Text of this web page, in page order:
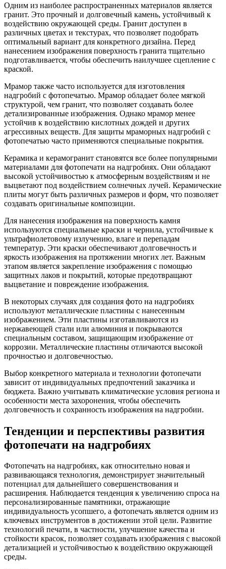
Одним из наиболее распространенных материалов является
гранит. Это прочный и долговечный камень, устойчивый к
воздействию окружающей среды. Гранит доступен в
различных цветах и текстурах, что позволяет подобрать
оптимальный вариант для конкретного дизайна. Перед
нанесением изображения поверхность гранита тщательно
подготавливается, чтобы обеспечить наилучшее сцепление с
краской.
Мрамор также часто используется для изготовления
надгробий с фотопечатью. Мрамор обладает более мягкой
структурой, чем гранит, что позволяет создавать более
детализированные изображения. Однако мрамор менее
устойчив к воздействию кислотных дождей и других
агрессивных веществ. Для защиты мраморных надгробий с
фотопечатью часто применяются специальные покрытия.
Керамика и керамогранит становятся все более популярными
материалами для фотопечати на надгробиях. Они обладают
высокой устойчивостью к атмосферным воздействиям и не
выцветают под воздействием солнечных лучей. Керамические
плиты могут быть различных размеров и форм, что позволяет
создавать оригинальные композиции.
Для нанесения изображения на поверхность камня
используются специальные краски и чернила, устойчивые к
ультрафиолетовому излучению, влаге и перепадам
температур. Эти краски обеспечивают долговечность и
яркость изображения на протяжении многих лет. Важным
этапом является закрепление изображения с помощью
защитных лаков и покрытий, которые предотвращают
выцветание и повреждение изображения.
В некоторых случаях для создания фото на надгробиях
используют металлические пластины с нанесенным
изображением. Эти пластины изготавливаются из
нержавеющей стали или алюминия и покрываются
специальным составом, защищающим изображение от
коррозии. Металлические пластины отличаются высокой
прочностью и долговечностью.
Выбор конкретного материала и технологии фотопечати
зависит от индивидуальных предпочтений заказчика и
бюджета. Важно учитывать климатические условия региона и
особенности места захоронения, чтобы обеспечить
долговечность и сохранность изображения на надгробии.
Тенденции и перспективы развития
фотопечати на надгробиях
Фотопечать на надгробиях, как относительно новая и
развивающаяся технология, демонстрирует значительный
потенциал для дальнейшего совершенствования и
расширения. Наблюдается тенденция к увеличению спроса на
персонализированные памятники, отражающие
индивидуальность усопшего, а фотопечать является одним из
ключевых инструментов в достижении этой цели. Развитие
технологий печати, в частности, улучшение качества и
стойкости красок, позволяет создавать изображения с высокой
детализацией и устойчивостью к воздействию окружающей
среды.